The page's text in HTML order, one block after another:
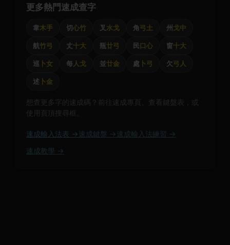
更多熱門速成查字
韋木手 切心竹 叉 水戈 角弓土 州 戈中
航竹弓 丈十大 瓶廿弓 民口心 窗十大
巡 卜女 每人戈 並廿金 處 卜弓 欠弓人
述 卜金
想查更多字的速成碼？前往速成專頁、查看鍵盤表，或
使用頁頂搜尋框。
速成輸入法表 → 速成鍵盤 → 速成輸入法練習 →
速成教學 →